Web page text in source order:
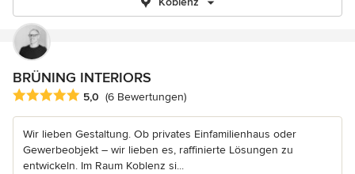
BRÜNING INTERIORS
Durchschnittliche Bewertung: 5 von 5 Sternen
5,0 (6 Bewertungen)
Wir lieben Gestaltung. Ob privates Einfamilienhaus oder
Gewerbeobjekt – wir lieben es, raffinierte Lösungen zu
entwickeln. Im Raum Koblenz si...